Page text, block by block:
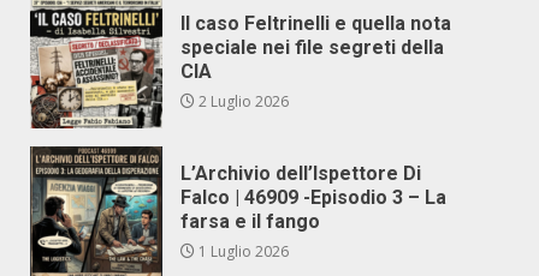
Il caso Feltrinelli e quella nota
speciale nei file segreti della
CIA
2 Luglio 2026
L’Archivio dell’Ispettore Di
Falco | 46909 -Episodio 3 – La
farsa e il fango
1 Luglio 2026